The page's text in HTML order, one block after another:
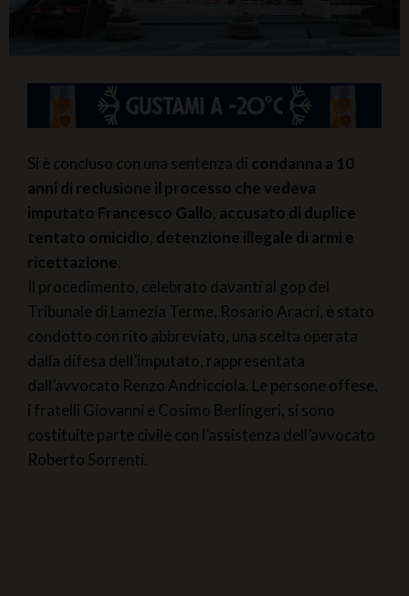
Si è concluso con una sentenza di condanna a 10
anni di reclusione il processo che vedeva
imputato Francesco Gallo, accusato di duplice
tentato omicidio, detenzione illegale di armi e
ricettazione.
Il procedimento, celebrato davanti al gop del
Tribunale di Lamezia Terme, Rosario Aracri, è stato
condotto con rito abbreviato, una scelta operata
dalla difesa dell’imputato, rappresentata
dall’avvocato Renzo Andricciola. Le persone offese,
i fratelli Giovanni e Cosimo Berlingeri, si sono
costituite parte civile con l’assistenza dell’avvocato
Roberto Sorrenti.